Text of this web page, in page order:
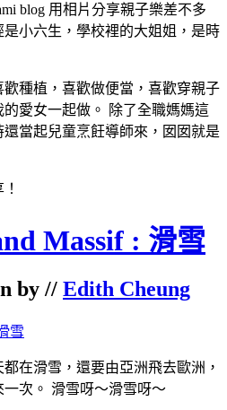
blog 用相片分享親子樂差不多
小六生，學校裡的大姐姐，是時
種植，喜歡做便當，喜歡穿親子
愛女一起做。 除了全職媽媽這
當起兒童烹飪導師來，囡囡就是
Massif : 滑雪
by // Edith Cheung
在滑雪，還要由亞洲飛去歐洲，
次。 滑雪呀～滑雪呀～